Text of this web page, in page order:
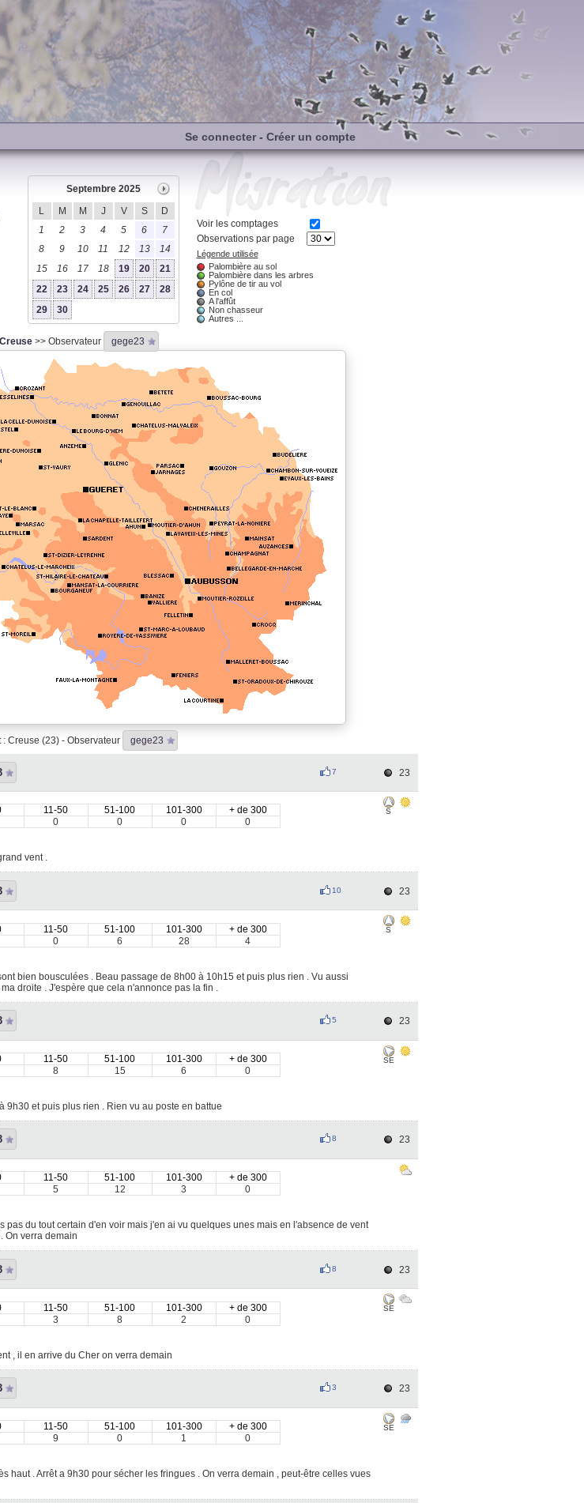
Se connecter- Créer un compte
Septembre 2025
L
M M J V S
D
1
2 3 4 5 6
7
8
9 10 11 12 13
14
15
16 17 18 19 20
21
22
23 24 25 26 27
28
29
30
Voir les comptages
Observations par page
Légende utilisée
Palombière au sol
Palombière dans les arbres
Pylône de tir au vol
En col
A l'affût
Non chasseur
Autres ...
Creuse>> Observateur gege23
Creuse (23) - Observateur gege23
7 23
11-50 51-100 101-300
+ de 300
0 0 0
0
vent .
S
10 23
11-50 51-100 101-300
+ de 300
0 6 28
4
bien bousculées . Beau passage de 8h00 à 10h15 et puis plus rien . Vu aussi
droite . J'espère que cela n'annonce pas la fin .
S
5 23
11-50 51-100 101-300
+ de 300
8 15 6
0
9h30 et puis plus rien . Rien vu au poste en battue
SE
8 23
11-50 51-100 101-300
+ de 300
5 12 3
0
pas du tout certain d'en voir mais j'en ai vu quelques unes mais en l'absence de vent
On verra demain
8 23
11-50 51-100 101-300
+ de 300
3 8 2
0
, il en arrive du Cher on verra demain
SE
3 23
11-50 51-100 101-300
+ de 300
9 0 1
0
haut . Arrêt a 9h30 pour sécher les fringues . On verra demain , peut-être celles vues
SE